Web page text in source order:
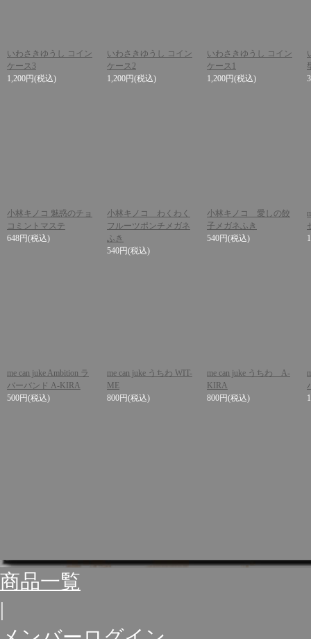
いわさきゆうし コイン
ケース3
1,200円(税込)
いわさきゆうし コイン
ケース2
1,200円(税込)
いわさきゆうし コイン
ケース1
1,200円(税込)
小林キノコ 魅惑のチョ
コミントマステ
648円(税込)
小林キノコ わくわく
フルーツポンチメガネ
ふき
540円(税込)
小林キノコ 愛しの餃
子メガネふき
540円(税込)
me can juke Ambition ラ
バーバンド A-KIRA
500円(税込)
me can juke うちわ WIT-
ME
800円(税込)
me can juke うちわ A-
KIRA
800円(税込)
商品一覧
|